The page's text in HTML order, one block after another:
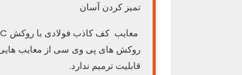
تمیز کردن آسان
معایب کف کاذب فولادی با روکش PVC
روکش های پی وی سی از معایب هایی
قابلیت ترمیم ندارد.